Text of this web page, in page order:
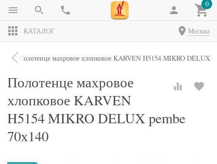
0
КАТАЛОГ Москва
Полотенце махровое хлопковое KARVEN H5154 MIKRO DELUX
Полотенце махровое
хлопковое KARVEN
H5154 MIKRO DELUX pembe
70х140